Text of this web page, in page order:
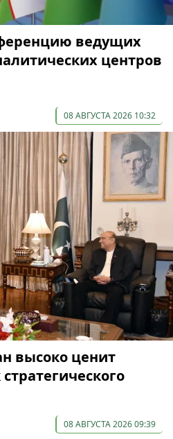
ведущих
центров
08 АВГУСТА 2026 10:32
высоко ценит
08 АВГУСТА 2026 09:39